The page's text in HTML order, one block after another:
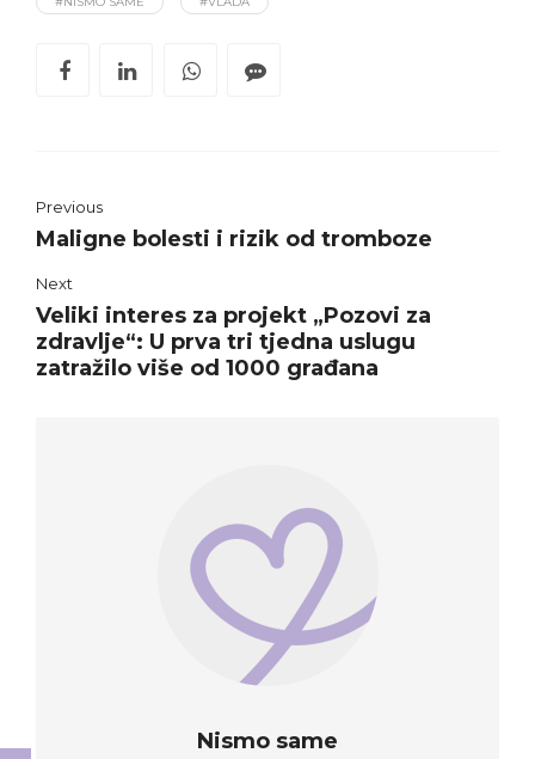
Previous
Maligne bolesti i rizik od tromboze
Next
Veliki interes za projekt „Pozovi za
zdravlje“: U prva tri tjedna uslugu
zatražilo više od 1000 građana
Nismo same